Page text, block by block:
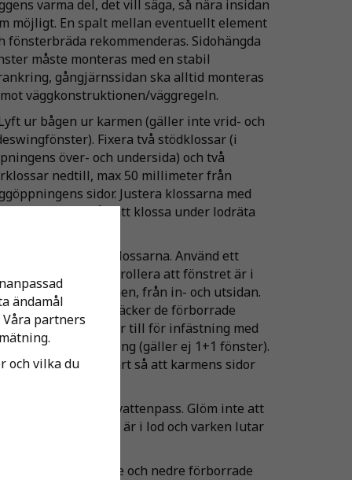
varma del, det vill säga, så nära insidan
möjligt. En spalt mellan eventuellt element
fönsterbräda rekommenderas. Sidohängda
måste monteras med en stabil
gångjärnssidan ska alltid monteras
väggkonstruktionen/väggregeln.
ur bågen ur karmen (gäller inte vrid- och
Fixera två stödklossar (i
över- och undersida) och två
nedtill, max 50 millimeter från
sidor. Justera klossarna med
Kom ihåg att klossa under lodräta
Placera karmen på klossarna. Använd ett
för att kontrollera att fönstret är i
Kila karmen i hörnen, från in- och utsidan.
till att kilarna inte täcker de förborrade
som är till för infästning med
karminfästning (gäller ej 1+1 fönster).
inte i kilarna för hårt så att karmens sidor
Väg av karmen med vattenpass. Glöm inte att
att karmen är i lod och varken lutar
Fäst karmen i de övre och nedre förborrade
ändamål
partners
och vilka du